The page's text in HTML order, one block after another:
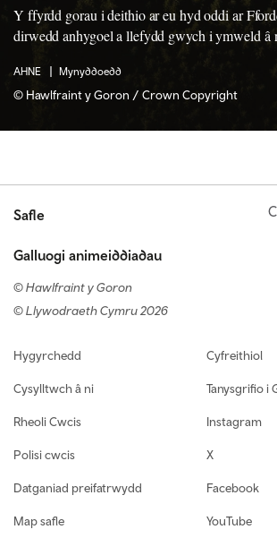
Y ffyrdd gorau i deithio ar eu hyd oddi ar
dirwedd anhygoel a llefydd gwych i ymweld â
AHNE Mynyddoedd
© Hawlfraint y Goron / Crown Copyright
Safle
Galluogi animeiddiadau
© Hawlfraint y Goron
© Llywodraeth Cymru 2026
Footer navigation
Hygyrchedd
Cysylltwch â ni
Rheoli Cwcis
Polisi cwcis
Datganiad preifatrwydd
Map safle
Cyfreithiol
Tanysgrifio i
Instagram
X
Facebook
YouTube